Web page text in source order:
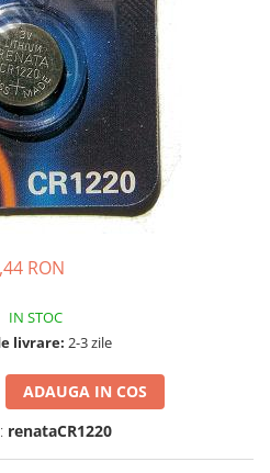
RON
IN STOC
livrare: 2-3 zile
ADAUGA IN COS
renataCR1220